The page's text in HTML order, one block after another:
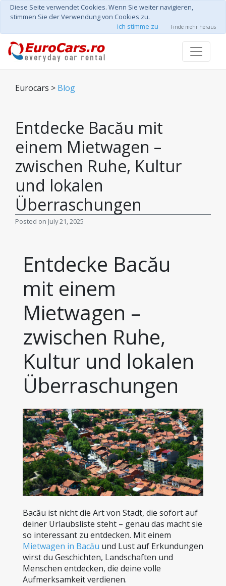
Diese Seite verwendet Cookies. Wenn Sie weiter navigieren,
stimmen Sie der Verwendung von Cookies zu.
ich stimme zu
Finde mehr heraus
Eurocars > Blog
Entdecke Bacău mit
einem Mietwagen –
zwischen Ruhe, Kultur
und lokalen
Überraschungen
Posted on July 21, 2025
Entdecke Bacău
mit einem
Mietwagen –
zwischen Ruhe,
Kultur und lokalen
Überraschungen
Bacău ist nicht die Art von Stadt, die sofort auf
deiner Urlaubsliste steht – genau das macht sie
Mietwagen in Bacău und Lust auf Erkundungen
wirst du Geschichten, Landschaften und
Menschen entdecken, die deine volle
Aufmerksamkeit verdienen.